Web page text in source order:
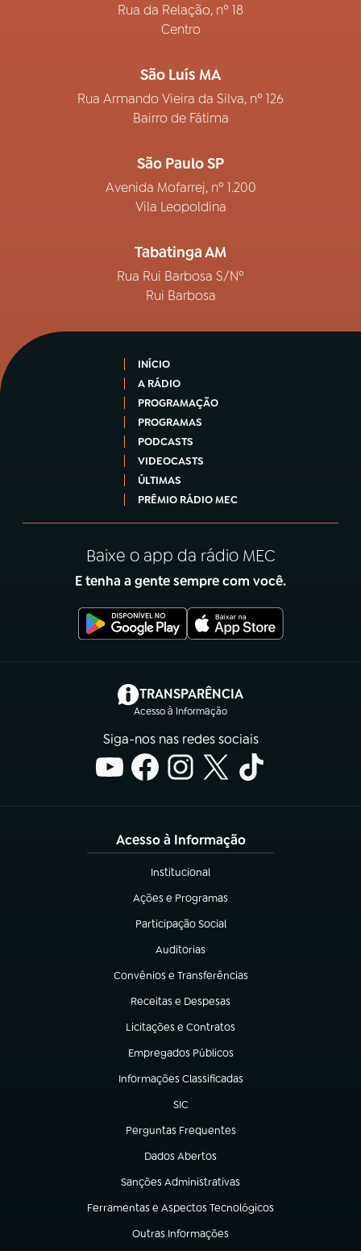
Rua da Relação, nº 18
Centro
São Luís MA
Rua Armando Vieira da Silva, nº 126
Bairro de Fátima
São Paulo SP
Avenida Mofarrej, nº 1.200
Vila Leopoldina
Tabatinga AM
Rua Rui Barbosa S/Nº
Rui Barbosa
INÍCIO
A RÁDIO
PROGRAMAÇÃO
PROGRAMAS
PODCASTS
VIDEOCASTS
ÚLTIMAS
PRÊMIO RÁDIO MEC
Baixe o app da rádio MEC
E tenha a gente sempre com você.
TRANSPARÊNCIA
Acesso à Informação
(abre em nova aba)
Siga-nos nas redes sociais
Acesso à Informação
Institucional
(abre em nova aba)
Ações e Programas
(abre em nova aba)
Participação Social
(abre em nova aba)
Auditorias
(abre em nova aba)
Convênios e Transferências
(abre em nova aba)
Receitas e Despesas
(abre em nova aba)
Licitações e Contratos
(abre em nova aba)
Empregados Públicos
(abre em nova aba)
Informações Classificadas
(abre em nova aba)
SIC
(abre em nova aba)
Perguntas Frequentes
(abre em nova aba)
Dados Abertos
(abre em nova aba)
Sanções Administrativas
(abre em nova aba)
Ferramentas e Aspectos Tecnológicos
(abre em nova aba)
Outras Informações
(abre em nova aba)